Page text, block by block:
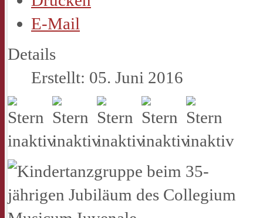
E-Mail
Details
Erstellt: 05. Juni 2016